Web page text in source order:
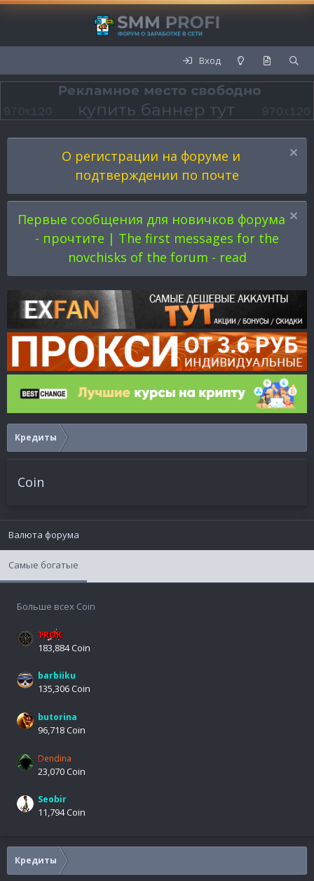
Вход
О регистрации на форуме и
подтверждении по почте
Первые сообщения для новичков форума
- прочтите | The first messages for the
novchisks of the forum - read
Кредиты
Coin
Валюта форума
Самые богатые
Больше всех Coin
TROK
183,884 Coin
barbiiku
135,306 Coin
butorina
96,718 Coin
Dendina
23,070 Coin
Seobir
11,794 Coin
Кредиты